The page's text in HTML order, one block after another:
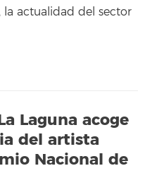
la actualidad del sector
Laguna acoge
del artista
Nacional de